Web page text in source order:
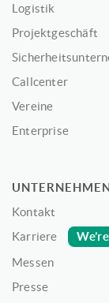
Logistik
Projektgeschäft
Callcenter
Vereine
Enterprise
Kontakt
Karriere
Messen
Presse